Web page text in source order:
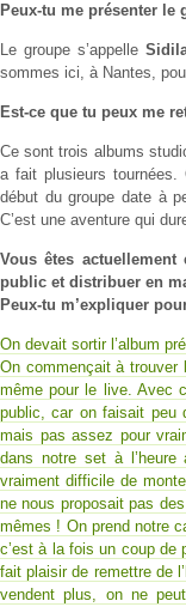
Peux-tu me présenter le
Le groupe s’appelle
sommes ici, à Nantes,
Est-ce que tu peux me
Ce sont trois albums
a fait plusieurs tournées.
début du groupe date à
C’est une aventure qui
Vous êtes
public et distribuer en
Peux-tu m’expliquer
On devait sortir l’album
On commençait à trouver
même pour le live. Avec
public, car on faisait peu
mais pas assez pour
dans notre set à
vraiment difficile de
ne nous proposait pas
mêmes ! On prend notre
c’est à la fois un coup de
fait plaisir de remettre de
vendent plus, on ne